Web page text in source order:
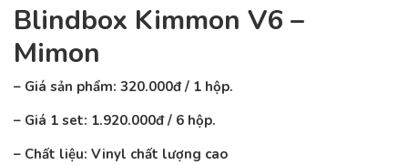
Blindbox Kimmon V6 –
Mimon
– Giá sản phẩm: 320.000đ / 1 hộp.
– Giá 1 set: 1.920.000đ / 6 hộp.
– Chất liệu: Vinyl chất lượng cao